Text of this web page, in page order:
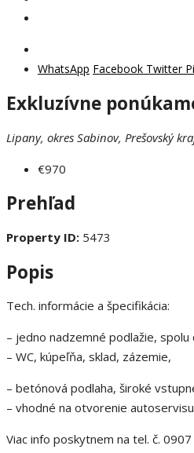
WhatsApp Facebook Twitter
Exkluzívne
Lipany, okres Sabinov, Prešovský
€970
Prehľad
Property ID: 5473
Popis
Tech. informácie a špecifikácia:
– jedno nadzemné podlažie, spolu
– WC, kúpeľňa, sklad, zázemie,
– betónová podlaha, široké
– vhodné na otvorenie
Viac info poskytnem na tel. č.